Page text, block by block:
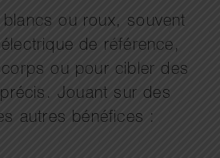
ou roux, souvent
de référence,
ou pour cibler des
Jouant sur des
autres bénéfices :